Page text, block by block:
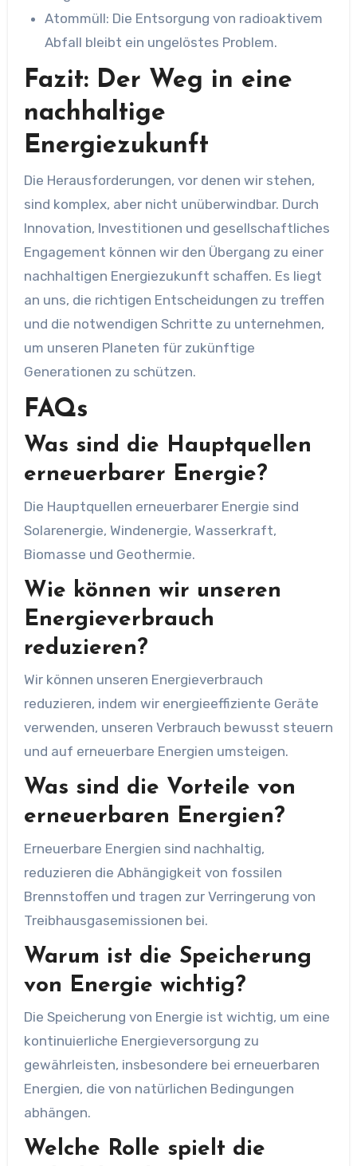
Atommüll: Die Entsorgung von radioaktivem
Abfall bleibt ein ungelöstes Problem.
Fazit: Der Weg in eine
nachhaltige
Energiezukunft
Die Herausforderungen, vor denen wir stehen,
sind komplex, aber nicht unüberwindbar. Durch
Innovation, Investitionen und gesellschaftliches
Engagement können wir den Übergang zu einer
nachhaltigen Energiezukunft schaffen. Es liegt
an uns, die richtigen Entscheidungen zu treffen
und die notwendigen Schritte zu unternehmen,
um unseren Planeten für zukünftige
Generationen zu schützen.
FAQs
Was sind die Hauptquellen
erneuerbarer Energie?
Die Hauptquellen erneuerbarer Energie sind
Solarenergie, Windenergie, Wasserkraft,
Biomasse und Geothermie.
Wie können wir unseren
Energieverbrauch
reduzieren?
Wir können unseren Energieverbrauch
reduzieren, indem wir energieeffiziente Geräte
verwenden, unseren Verbrauch bewusst steuern
und auf erneuerbare Energien umsteigen.
Was sind die Vorteile von
erneuerbaren Energien?
Erneuerbare Energien sind nachhaltig,
reduzieren die Abhängigkeit von fossilen
Brennstoffen und tragen zur Verringerung von
Treibhausgasemissionen bei.
Warum ist die Speicherung
von Energie wichtig?
Die Speicherung von Energie ist wichtig, um eine
kontinuierliche Energieversorgung zu
gewährleisten, insbesondere bei erneuerbaren
Energien, die von natürlichen Bedingungen
abhängen.
Welche Rolle spielt die